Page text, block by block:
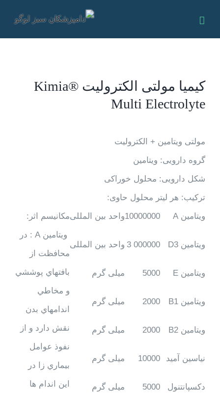
كيميا مولتی الکترولیت ®Kimia
Multi Electrolyte
مولتی ویتامین + الکترولیت
گروه دارویی: ویتامین
شکل دارویی: محلول خوراکی
تركيب: هر لیتر محلول حاوی:
ویتامین A
10000000واحد بین المللی
ویتامین D3
000000 3 واحد بین المللی
ویتامین E
5000 میلی گرم
ویتامین B1
2000 میلی گرم
ویتامین B2
2000 میلی گرم
نیاسین آمید 10000 میلی گرم
دکسپانتنول 5000 میلی گرم
مكانيسم اثر:
ويتامين A : در
محافظت از
بافتهاي پوششي
و مخاطي
اندامهاي بدن
نقش دارد و از
نفوذ عوامل
بيماري زا در
اين اندام ها